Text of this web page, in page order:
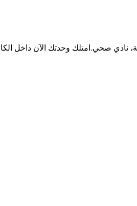
صحي.امتلك وحدتك الآن داخل الكا